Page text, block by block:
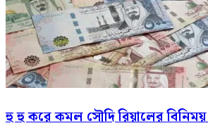
হু হু করে কমল সৌদি রিয়ালের